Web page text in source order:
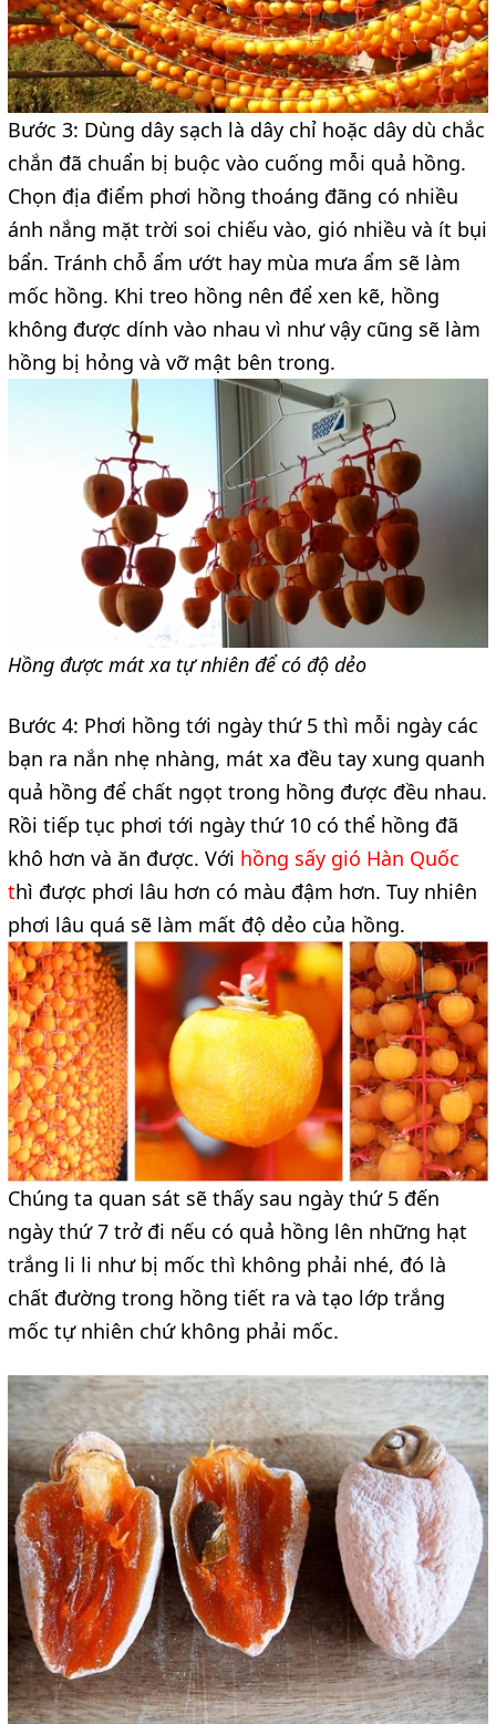
Bước 3: Dùng dây sạch là dây chỉ hoặc dây dù chắc
chắn đã chuẩn bị buộc vào cuống mỗi quả hồng.
Chọn địa điểm phơi hồng thoáng đãng có nhiều
ánh nắng mặt trời soi chiếu vào, gió nhiều và ít bụi
bẩn. Tránh chỗ ẩm ướt hay mùa mưa ẩm sẽ làm
mốc hồng. Khi treo hồng nên để xen kẽ, hồng
không được dính vào nhau vì như vậy cũng sẽ làm
hồng bị hỏng và vỡ mật bên trong.
Hồng được mát xa tự nhiên để có độ dẻo
Bước 4: Phơi hồng tới ngày thứ 5 thì mỗi ngày các
bạn ra nắn nhẹ nhàng, mát xa đều tay xung quanh
quả hồng để chất ngọt trong hồng được đều nhau.
Rồi tiếp tục phơi tới ngày thứ 10 có thể hồng đã
khô hơn và ăn được. Với hồng sấy gió Hàn Quốc
thì được phơi lâu hơn có màu đậm hơn. Tuy nhiên
phơi lâu quá sẽ làm mất độ dẻo của hồng.
Chúng ta quan sát sẽ thấy sau ngày thứ 5 đến
ngày thứ 7 trở đi nếu có quả hồng lên những hạt
trắng li li như bị mốc thì không phải nhé, đó là
chất đường trong hồng tiết ra và tạo lớp trắng
mốc tự nhiên chứ không phải mốc.